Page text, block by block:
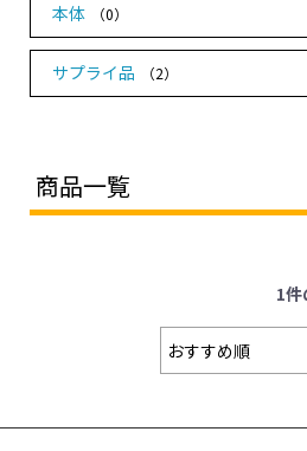
本体 （0）
サプライ品 （2）
商品一覧
1件